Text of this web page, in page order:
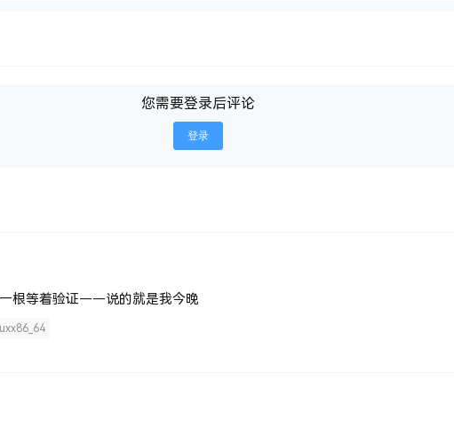
您需要登录后评论
登录
根等着验证——说的就是我今晚
x86_64